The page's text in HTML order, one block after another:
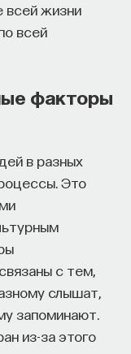
всей жизни
всей
факторы
в разных
Это
с тем,
слышат,
запоминают.
из-за этого